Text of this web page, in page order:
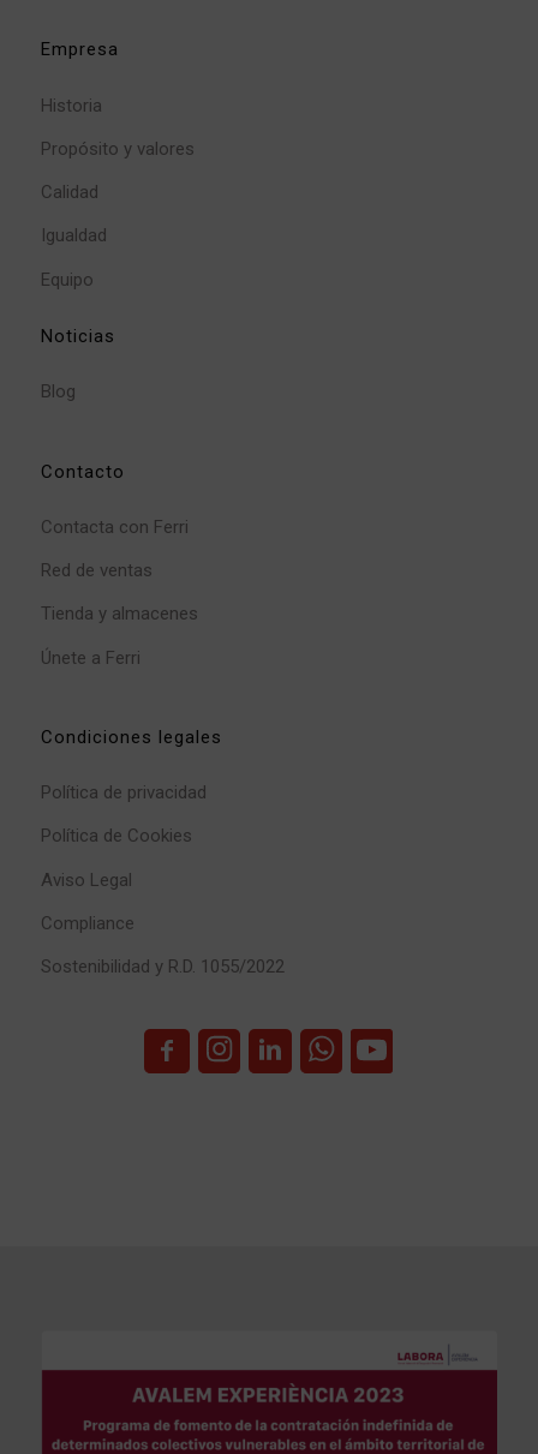
Empresa
Historia
Propósito y valores
Calidad
Igualdad
Equipo
Noticias
Blog
Contacto
Contacta con Ferri
Red de ventas
Tienda y almacenes
Únete a Ferri
Condiciones legales
Política de privacidad
Política de Cookies
Aviso Legal
Compliance
Sostenibilidad y R.D. 1055/2022